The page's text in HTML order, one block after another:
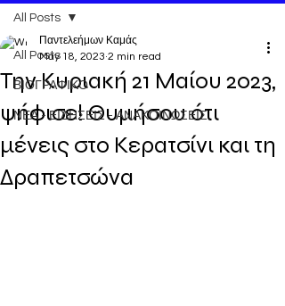
All Posts
ΒΙΟΓΡΑΦΙΚΟ
ΝΕΑ - ΕΙΔΗΣΕΙΣ - ΑΝΑΚΟΙΝΩΣΕΙΣ
All Posts
Την Κυριακή 21 Μαίου 2023,
ψήφισε! Θυμήσου ότι
μένεις στο Κερατσίνι και τη
Δραπετσώνα
Παντελεήμων Καμάς
May 18, 2023 2 min read